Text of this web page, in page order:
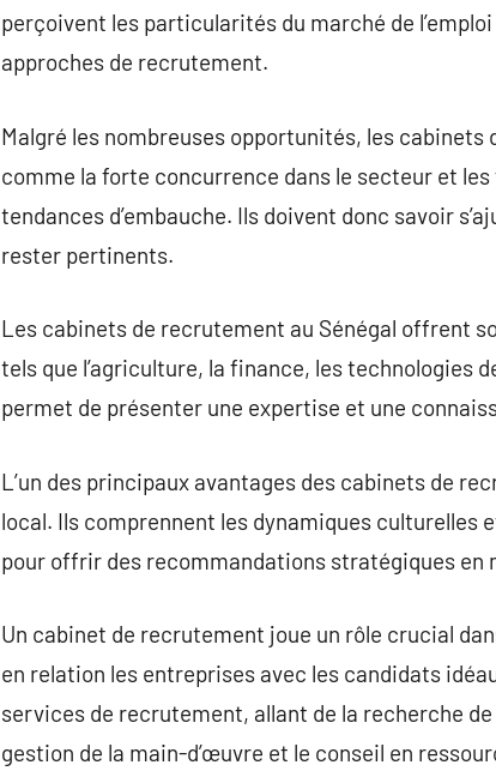
perçoivent les particularités du marché de
approches de recrutement.
Malgré les nombreuses opportunités, les
comme la forte concurrence dans le secteur et
tendances d’embauche. Ils doivent donc savoir
rester pertinents.
Les cabinets de recrutement au Sénégal offrent
tels que l’agriculture, la finance, les technologies
permet de présenter une expertise et une
L’un des principaux avantages des cabinets de
local. Ils comprennent les dynamiques culturelles
pour offrir des recommandations stratégiques
Un cabinet de recrutement joue un rôle crucial
en relation les entreprises avec les candidats
services de recrutement, allant de la recherche
gestion de la main-d’œuvre et le conseil en